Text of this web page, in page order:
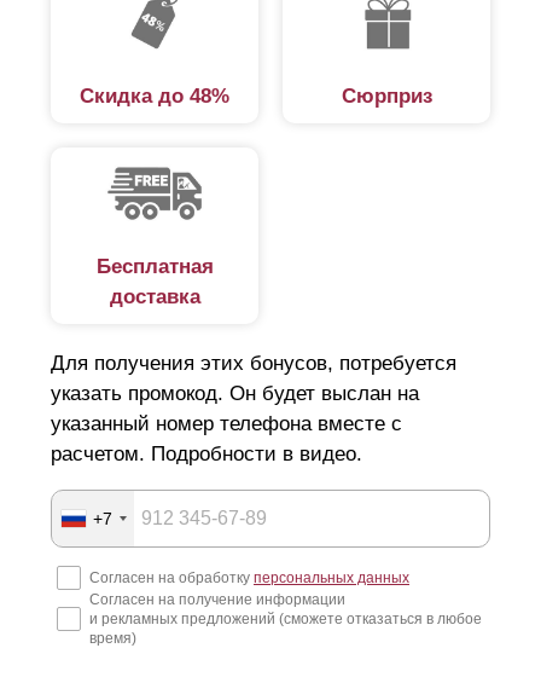
Скидка до 48% Сюрприз
Бесплатная
доставка
Для получения этих бонусов, потребуется
указать промокод. Он будет выслан на
указанный номер телефона вместе с
расчетом. Подробности в видео.
+7
Согласен на обработку персональных данных
Согласен на получение информации
и рекламных предложений (сможете отказаться в любое
время)